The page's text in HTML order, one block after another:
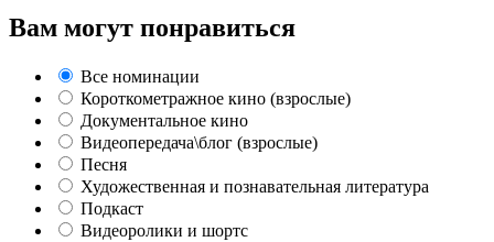
Вам могут понравиться
Все номинации
Короткометражное кино (взрослые)
Документальное кино
Видеопередача\блог (взрослые)
Песня
Художественная и познавательная литература
Подкаст
Видеоролики и шортс